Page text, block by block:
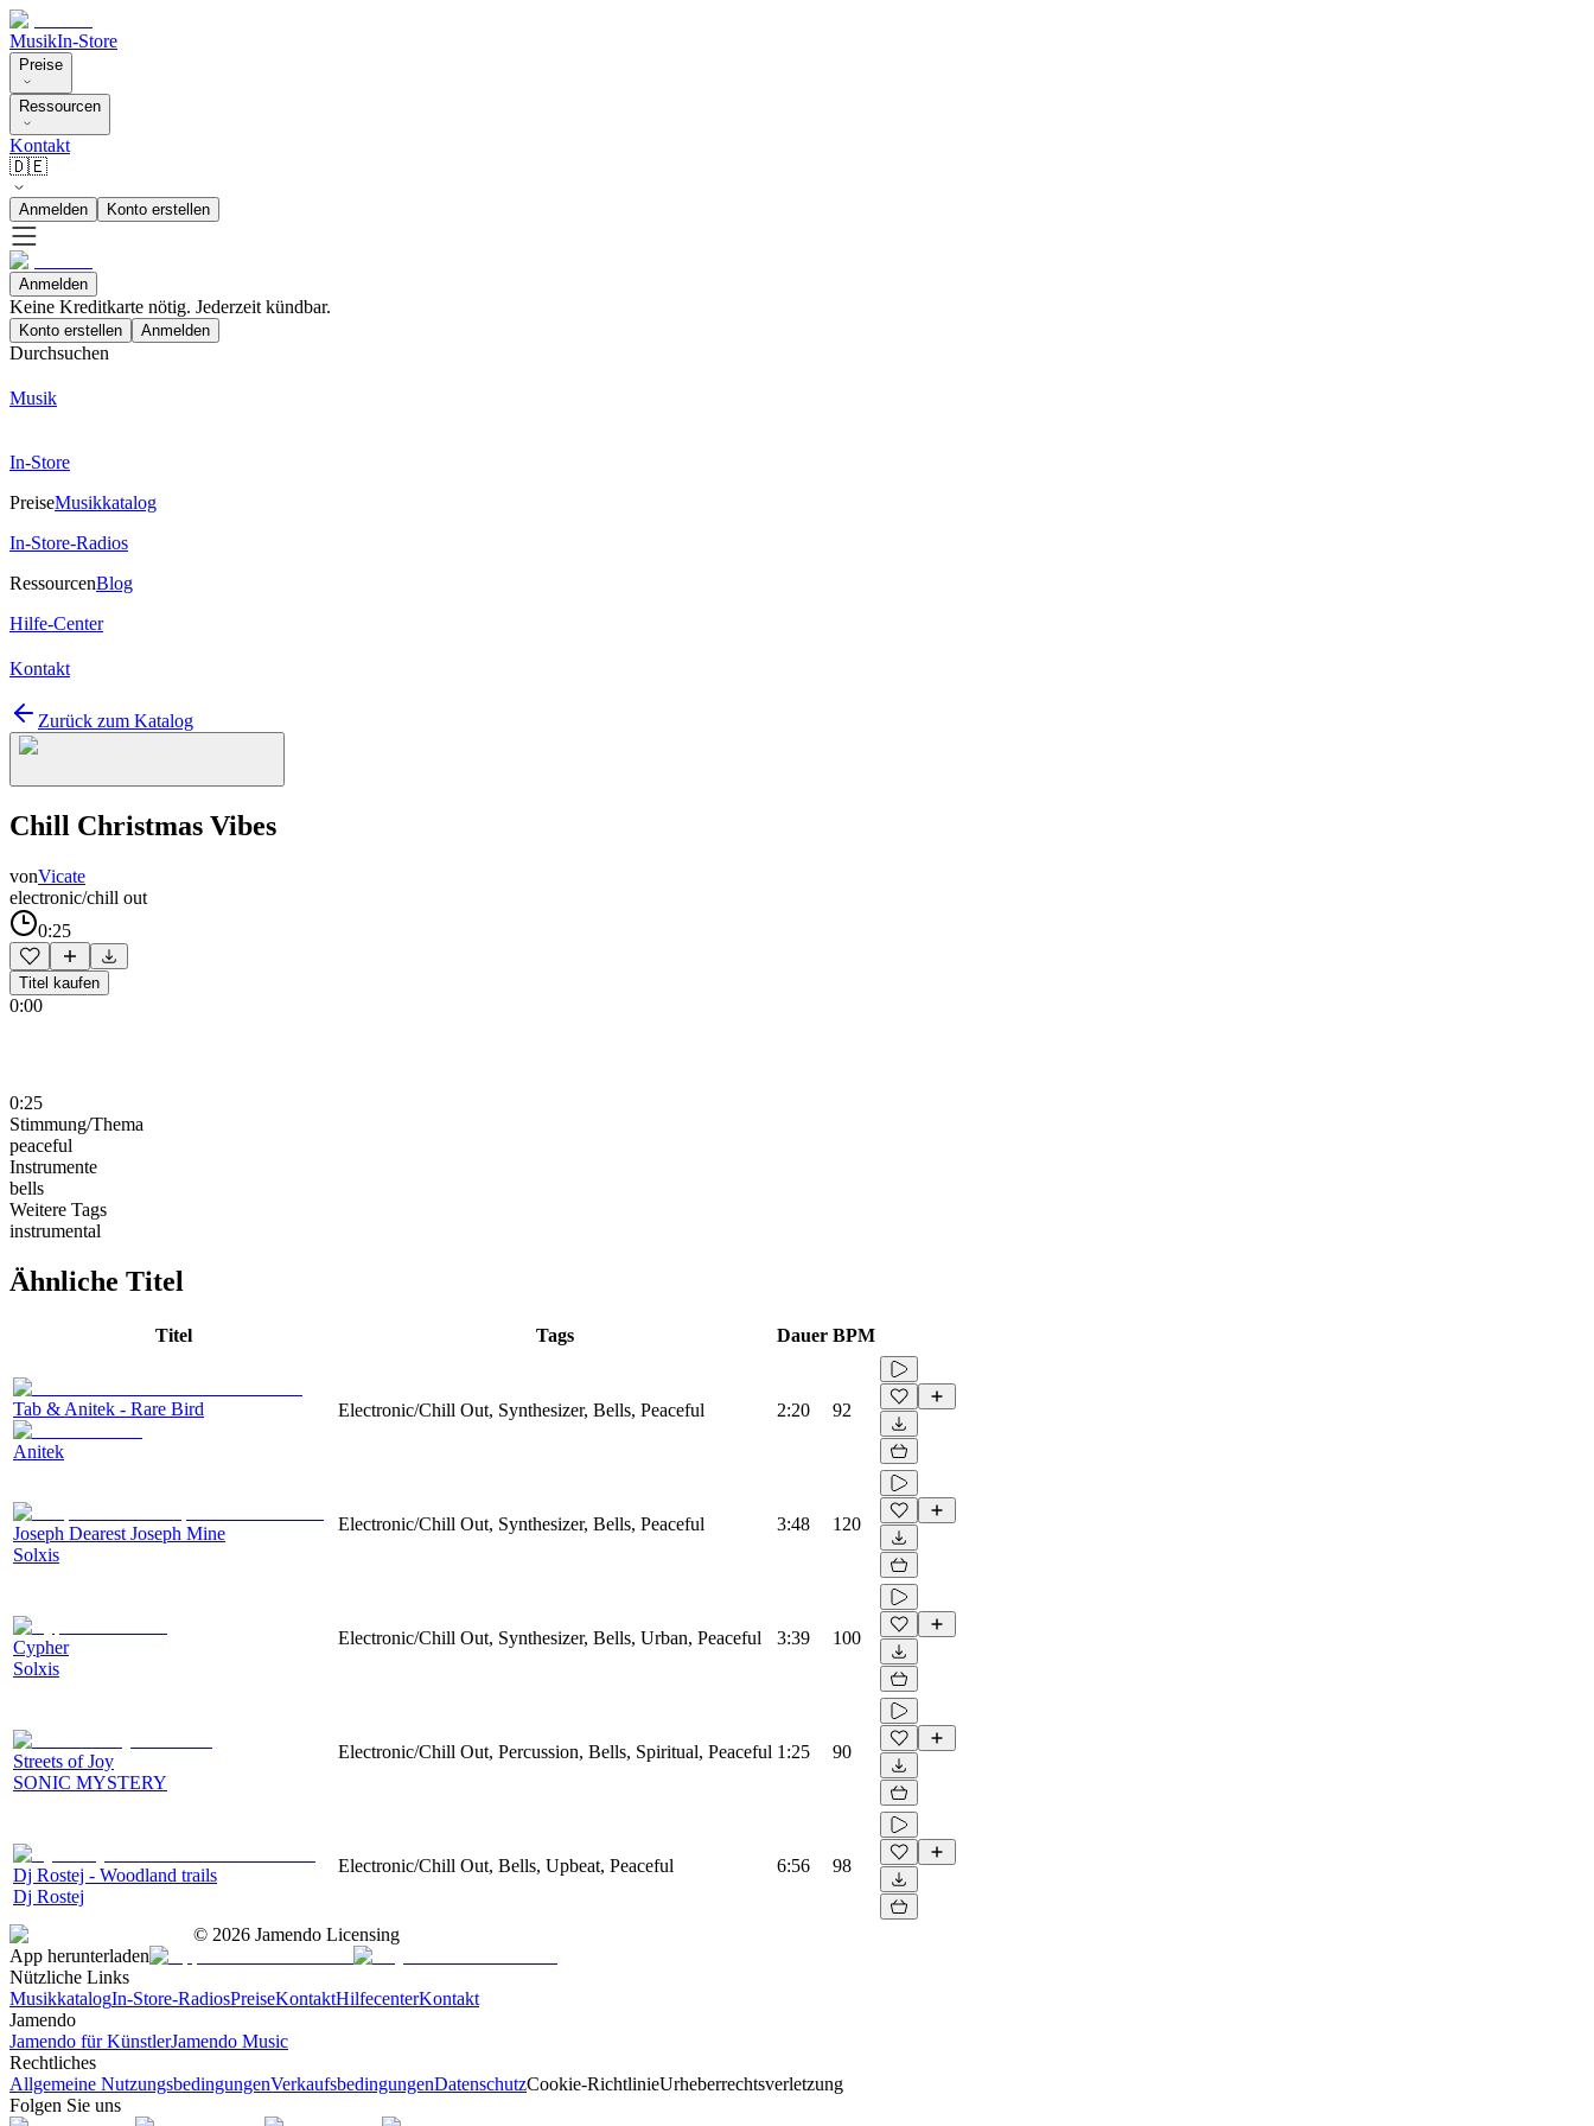
MusikIn-Store
Preise
Ressourcen
Kontakt
🇩🇪
Anmelden Konto erstellen
Anmelden
Keine Kreditkarte nötig. Jederzeit kündbar.
Konto erstellen Anmelden
Durchsuchen
Musik
In-Store
PreiseMusikkatalog
In-Store-Radios
RessourcenBlog
Hilfe-Center
Kontakt
Zurück zum Katalog
Chill Christmas Vibes
vonVicate
electronic/chill out
0:25
Titel kaufen
0:00
0:25
Stimmung/Thema
peaceful
Instrumente
bells
Weitere Tags
instrumental
Ähnliche Titel
Titel Tags Dauer BPM
Tab & Anitek - Rare Bird
Anitek
Electronic/Chill Out, Synthesizer, Bells, Peaceful 2:20 92
Joseph Dearest Joseph Mine
Solxis
Electronic/Chill Out, Synthesizer, Bells, Peaceful 3:48 120
Cypher
Solxis
Electronic/Chill Out, Synthesizer, Bells, Urban, Peaceful 3:39 100
Streets of Joy
SONIC MYSTERY
Electronic/Chill Out, Percussion, Bells, Spiritual, Peaceful 1:25 90
Dj Rostej - Woodland trails
Dj Rostej
Electronic/Chill Out, Bells, Upbeat, Peaceful 6:56 98
© 2026 Jamendo Licensing
App herunterladen
Nützliche Links
MusikkatalogIn-Store-RadiosPreiseKontaktHilfecenterKontakt
Jamendo
Jamendo für KünstlerJamendo Music
Rechtliches
Allgemeine NutzungsbedingungenVerkaufsbedingungenDatenschutzCookie-RichtlinieUrheberrechtsverletzung
Folgen Sie uns